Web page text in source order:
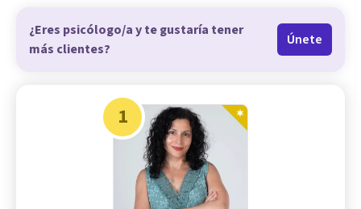
¿Eres psicólogo/a y te gustaría tener
más clientes?
Únete
1